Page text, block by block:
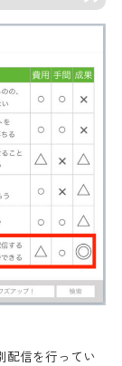
配信を行ってい